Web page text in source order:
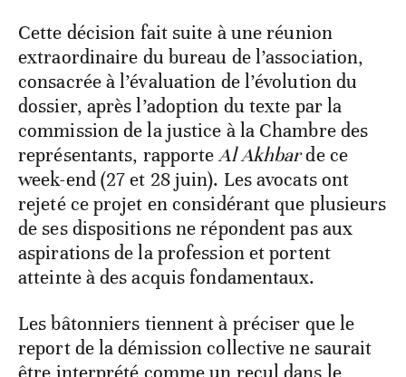
Cette décision fait suite à une réunion
extraordinaire du bureau de l’association,
consacrée à l’évaluation de l’évolution du
dossier, après l’adoption du texte par la
commission de la justice à la Chambre des
représentants, rapporteAl Akhbarde ce
week-end (27 et 28 juin). Les avocats ont
rejeté ce projet en considérant que plusieurs
de ses dispositions ne répondent pas aux
aspirations de la profession et portent
atteinte à des acquis fondamentaux.
Les bâtonniers tiennent à préciser que le
report de la démission collective ne saurait